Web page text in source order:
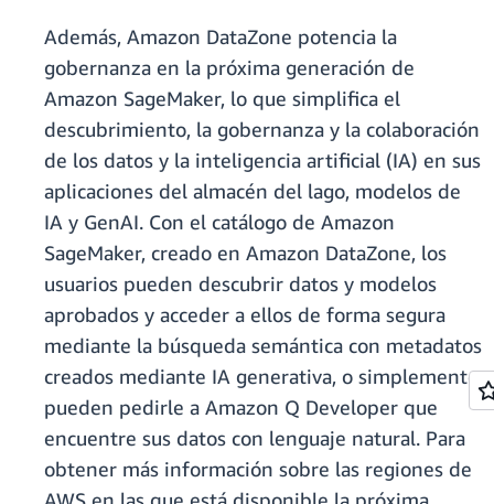
Además, Amazon DataZone potencia la
gobernanza en la próxima generación de
Amazon SageMaker, lo que simplifica el
descubrimiento, la gobernanza y la colaboración
de los datos y la inteligencia artificial (IA) en sus
aplicaciones del almacén del lago, modelos de
IA y GenAI. Con el catálogo de Amazon
SageMaker, creado en Amazon DataZone, los
usuarios pueden descubrir datos y modelos
aprobados y acceder a ellos de forma segura
mediante la búsqueda semántica con metadatos
creados mediante IA generativa, o simplemente
pueden pedirle a Amazon Q Developer que
encuentre sus datos con lenguaje natural. Para
obtener más información sobre las regiones de